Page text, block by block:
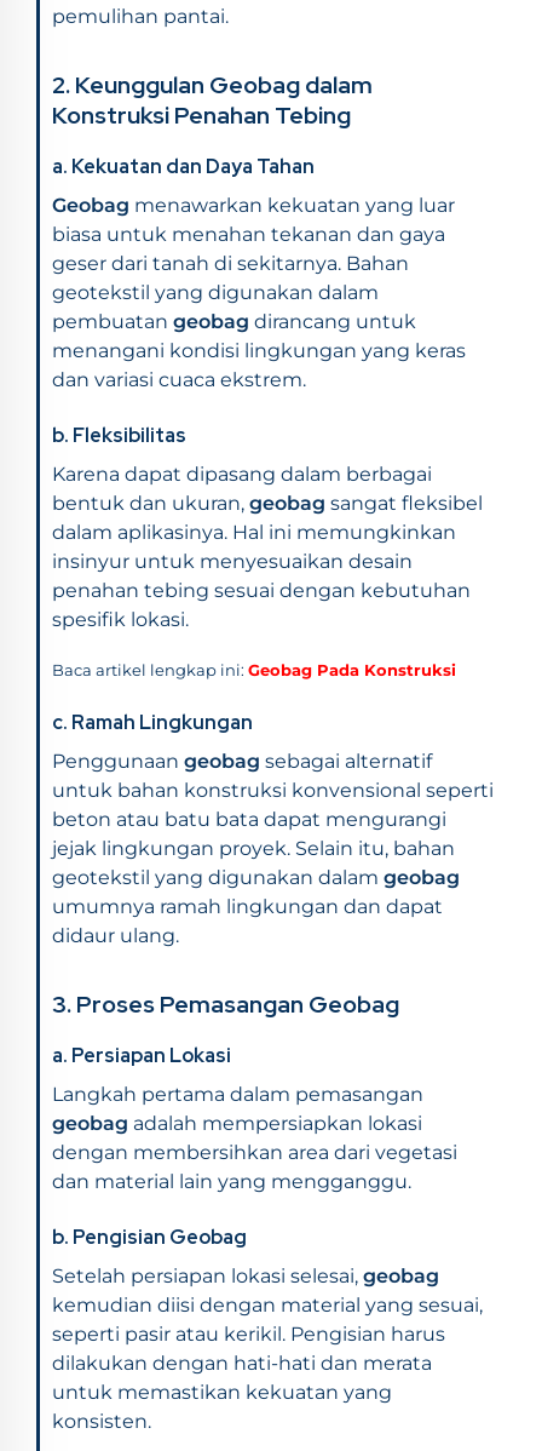
pemulihan pantai.
2. Keunggulan Geobag dalam
Konstruksi Penahan Tebing
a. Kekuatan dan Daya Tahan
Geobag menawarkan kekuatan yang luar
biasa untuk menahan tekanan dan gaya
geser dari tanah di sekitarnya. Bahan
geotekstil yang digunakan dalam
pembuatan geobag dirancang untuk
menangani kondisi lingkungan yang keras
dan variasi cuaca ekstrem.
b. Fleksibilitas
Karena dapat dipasang dalam berbagai
bentuk dan ukuran, geobag sangat fleksibel
dalam aplikasinya. Hal ini memungkinkan
insinyur untuk menyesuaikan desain
penahan tebing sesuai dengan kebutuhan
spesifik lokasi.
Baca artikel lengkap ini: Geobag Pada Konstruksi
c. Ramah Lingkungan
Penggunaan geobag sebagai alternatif
untuk bahan konstruksi konvensional seperti
beton atau batu bata dapat mengurangi
jejak lingkungan proyek. Selain itu, bahan
geotekstil yang digunakan dalam geobag
umumnya ramah lingkungan dan dapat
didaur ulang.
3. Proses Pemasangan Geobag
a. Persiapan Lokasi
Langkah pertama dalam pemasangan
geobag adalah mempersiapkan lokasi
dengan membersihkan area dari vegetasi
dan material lain yang mengganggu.
b. Pengisian Geobag
Setelah persiapan lokasi selesai, geobag
kemudian diisi dengan material yang sesuai,
seperti pasir atau kerikil. Pengisian harus
dilakukan dengan hati-hati dan merata
untuk memastikan kekuatan yang
konsisten.